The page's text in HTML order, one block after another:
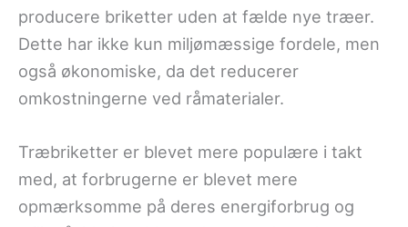
producere briketter uden at fælde nye træer.
Dette har ikke kun miljømæssige fordele, men
også økonomiske, da det reducerer
omkostningerne ved råmaterialer.
Træbriketter er blevet mere populære i takt
med, at forbrugerne er blevet mere
opmærksomme på deres energiforbrug og